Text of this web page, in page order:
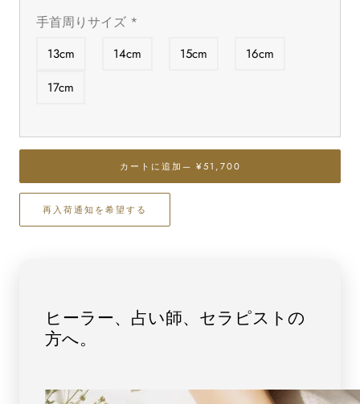
す
タ
チ
チ
ン
グ
ル
ッ
ト
画
す
タ
チ
ン
グ
ル
ッ
手首周りサイズ *
13cm 14cm 15cm
16cm
17cm
カートに追加— ¥51,700
再入荷通知を希望する
ヒーラー、占い師、セラピストの
方へ。